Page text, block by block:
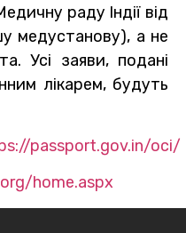
раду Індії від
медустанову), а не
Усі заяви, подані
лікарем, будуть
passport.gov.in/oci/
home.aspx